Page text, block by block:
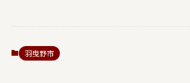
羽曳野市